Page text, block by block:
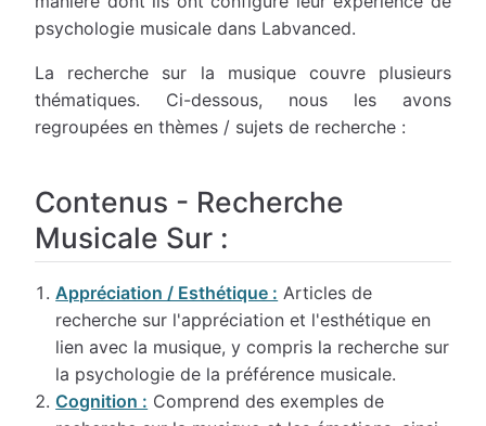
psychologie musicale dans Labvanced.
La recherche sur la musique couvre plusieurs
thématiques. Ci-dessous, nous les avons
regroupées en thèmes / sujets de recherche :
Contenus - Recherche
Musicale Sur :
Appréciation / Esthétique : Articles de
recherche sur l'appréciation et l'esthétique en
lien avec la musique, y compris la recherche sur
la psychologie de la préférence musicale.
Cognition : Comprend des exemples de